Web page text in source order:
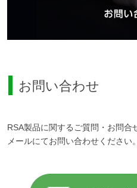
お問い合わせ
RSA製品に関するご質問・お問合
メールにてお問い合わせくださ